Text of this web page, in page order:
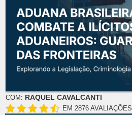
COM: RAQUEL CAVALCANTI
EM 2876 AVALIAÇÕES